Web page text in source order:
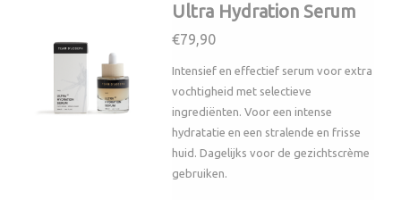
Ultra Hydration Serum
€79,90
Intensief en effectief serum voor extra
vochtigheid met selectieve
ingrediënten. Voor een intense
hydratatie en een stralende en frisse
huid. Dagelijks voor de gezichtscrème
gebruiken.